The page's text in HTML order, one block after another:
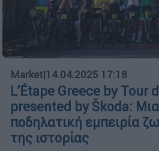
Market|14.04.2025 17:18
L’Étape Greece by Tour
presented by Škoda:
ποδηλατική εμπειρία
της ιστορίας